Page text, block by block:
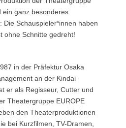
ein ganz besonderes
Die Schauspieler*innen haben
ohne Schnitte gedreht!
in der Präfektur Osaka
an der Kindai
er als Regisseur, Cutter und
Theatergruppe EUROPE
den Theaterproduktionen
bei Kurzfilmen, TV-Dramen,